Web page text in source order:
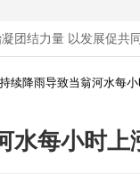
结力量 以发展促共同
持续降雨导致当翁河水每
水每小时